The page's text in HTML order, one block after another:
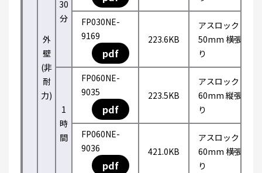
外
壁
(非
耐
力)
30
分
FP030NE-
9169
pdf
223.6KB
アスロック
50mm 横張
り
1
時
間
FP060NE-
9035
pdf
223.5KB
アスロック
60mm 縦張
り
FP060NE-
9036
pdf
421.0KB
アスロック
60mm 横張
り